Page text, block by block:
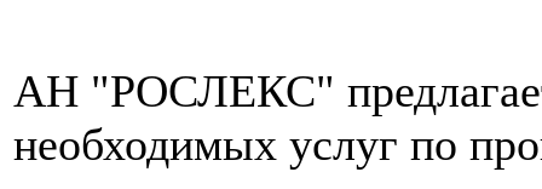
АН "РОСЛЕКС"
необходимых услуг по